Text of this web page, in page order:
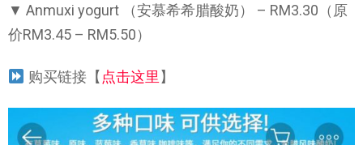
▼ Anmuxi yogurt （安慕希希腊酸奶） – RM3.30（原
价RM3.45 – RM5.50）
购买链接【 点击这里 】